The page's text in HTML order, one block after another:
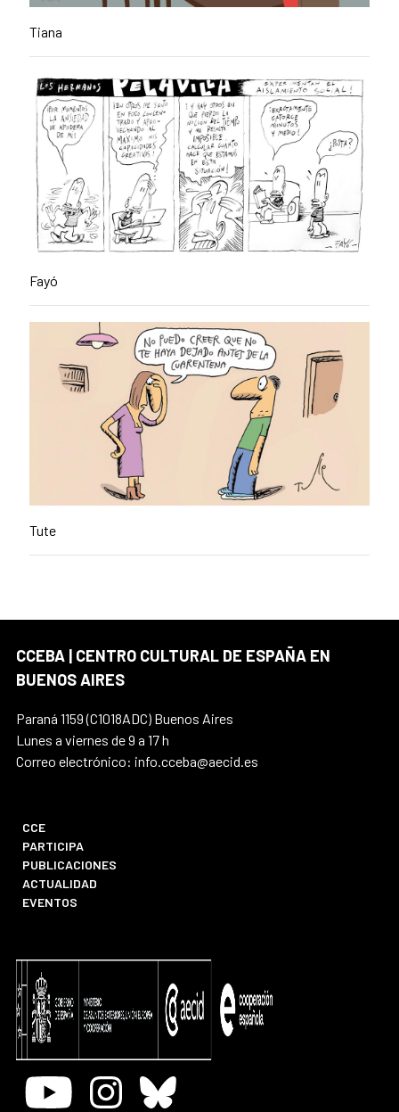
Tiana
Fayó
Tute
CCEBA | CENTRO CULTURAL DE ESPAÑA EN
BUENOS AIRES
Paraná 1159 (C1018ADC) Buenos Aires
Lunes a viernes de 9 a 17 h
Correo electrónico: info.cceba@aecid.es
CCE
PARTICIPA
PUBLICACIONES
ACTUALIDAD
EVENTOS
Youtube InstagramBluesky